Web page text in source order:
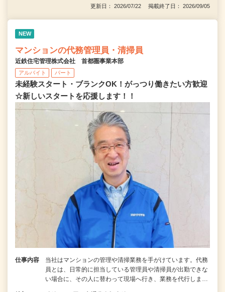
更新日： 2026/07/22 掲載終了日： 2026/09/05
NEW
マンションの代務管理員・清掃員
近鉄住宅管理株式会社 首都圏事業本部
アルバイト パート
未経験スタート・ブランクOK！がっつり働きたい方歓迎
☆新しいスタートを応援します！！
仕事内容
当社はマンションの管理や清掃業務を手がけています。代務
員とは、日常的に担当している管理員や清掃員が出勤できな
い場合に、その人に替わって現場へ行き、業務を代行しま…